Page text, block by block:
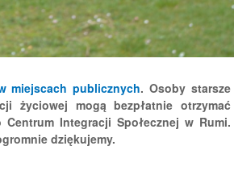
miejscach publicznych. Osoby starsze
życiowej mogą bezpłatnie otrzymać
Integracji Społecznej w Rumi.
dziękujemy.